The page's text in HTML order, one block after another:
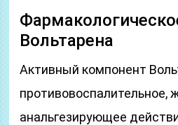
Вольтарена
Активный компонент
анальгезирующее